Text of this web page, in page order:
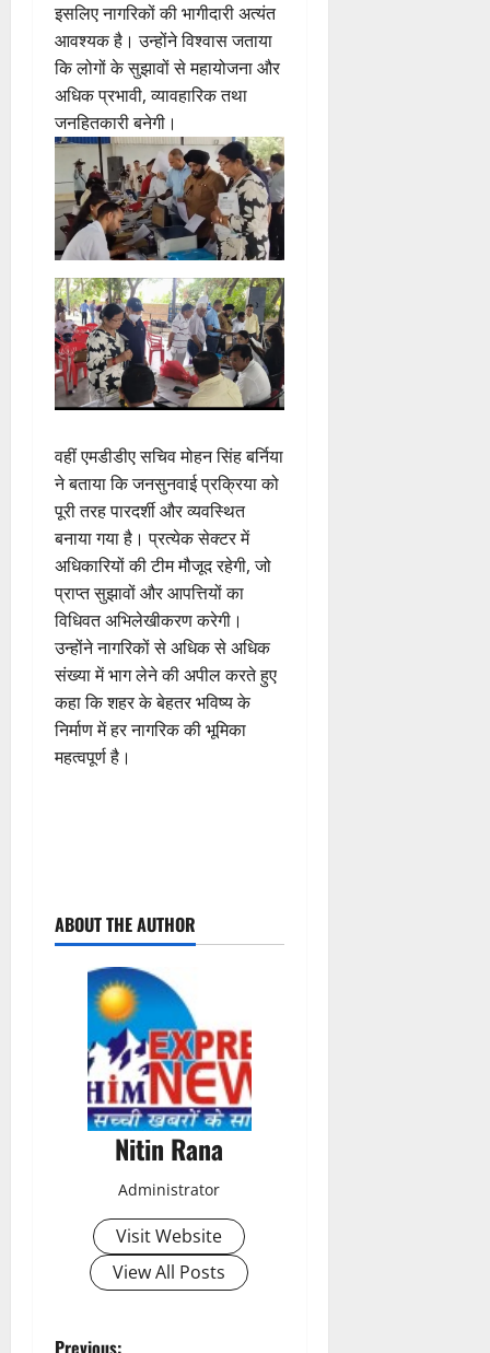
इसलिए नागरिकों की भागीदारी अत्यंत
आवश्यक है। उन्होंने विश्वास जताया
कि लोगों के सुझावों से महायोजना और
अधिक प्रभावी, व्यावहारिक तथा
जनहितकारी बनेगी।
वहीं एमडीडीए सचिव मोहन सिंह बर्निया
ने बताया कि जनसुनवाई प्रक्रिया को
पूरी तरह पारदर्शी और व्यवस्थित
बनाया गया है। प्रत्येक सेक्टर में
अधिकारियों की टीम मौजूद रहेगी, जो
प्राप्त सुझावों और आपत्तियों का
विधिवत अभिलेखीकरण करेगी।
उन्होंने नागरिकों से अधिक से अधिक
संख्या में भाग लेने की अपील करते हुए
कहा कि शहर के बेहतर भविष्य के
निर्माण में हर नागरिक की भूमिका
महत्वपूर्ण है।
o
ABOUT THE AUTHOR
Nitin Rana
Administrator
Visit Website
View All Posts
Previous: